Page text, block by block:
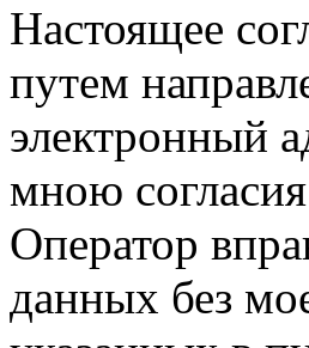
Настоящее
путем
электронный
мною
Оператор
данных без